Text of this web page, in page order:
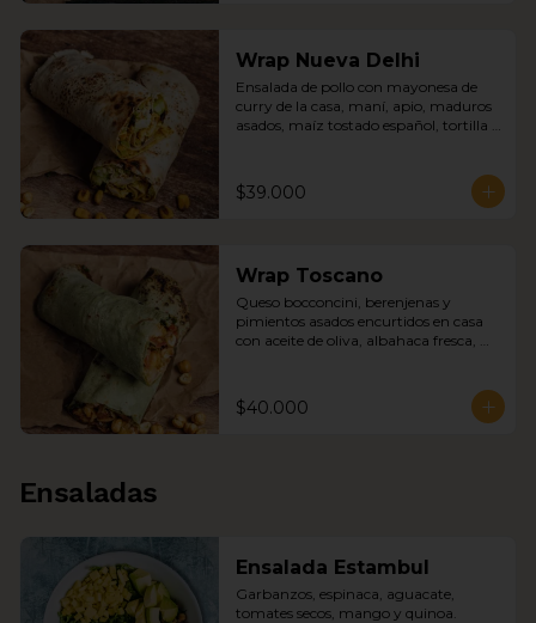
Wrap Nueva Delhi
Ensalada de pollo con mayonesa de
curry de la casa, maní, apio, maduros
asados, maíz tostado español, tortilla
$39.000
Wrap Toscano
Queso bocconcini, berenjenas y
pimientos asados encurtidos en casa
con aceite de oliva, albahaca fresca,
$40.000
Ensaladas
Ensalada Estambul
Garbanzos, espinaca, aguacate,
tomates secos, mango y quinoa.